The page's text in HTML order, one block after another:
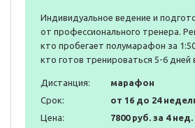
Индивидуальное ведение и
от профессионального тренера.
кто пробегает полумарафон за
кто готов тренироваться 5-6 дней
Дистанция:
марафон
Срок:
от 16 до 24
Цена:
7800 руб. за 4 нед.